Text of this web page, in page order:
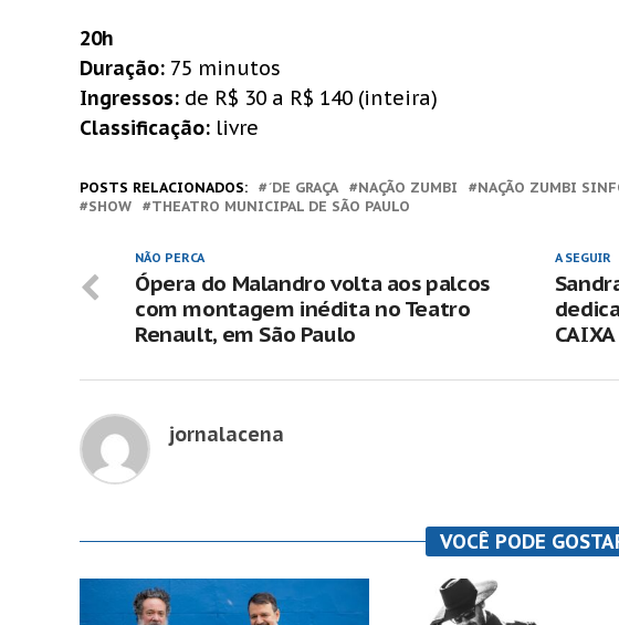
20h
Duração: 75 minutos
Ingressos: de R$ 30 a R$ 140 (inteira)
Classificação: livre
POSTS RELACIONADOS: ´DE GRAÇA NAÇÃO ZUMBI NAÇÃO ZUMBI
SHOW
THEATRO MUNICIPAL DE SÃO PAULO
A SEGUIR
NÃO PERCA
Ópera do Malandro volta aos palcos
com montagem inédita no Teatro
Renault, em São Paulo
jornalacena
VOCÊ PODE